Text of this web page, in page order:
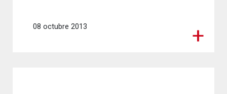
08 octubre 2013